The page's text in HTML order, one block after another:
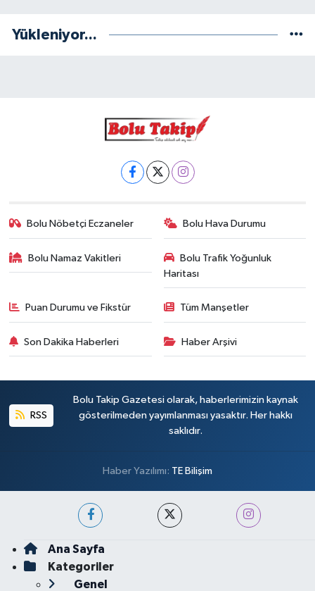
Yükleniyor...
Bolu Nöbetçi Eczaneler Bolu Hava Durumu
Bolu Namaz Vakitleri
Bolu Trafik Yoğunluk
Haritası
Puan Durumu ve Fikstür Tüm Manşetler
Son Dakika Haberleri Haber Arşivi
RSS
Bolu Takip Gazetesi olarak, haberlerimizin kaynak
gösterilmeden yayımlanması yasaktır. Her hakkı
saklıdır.
Haber Yazılımı: TE Bilişim
Ana Sayfa
Kategoriler
Genel